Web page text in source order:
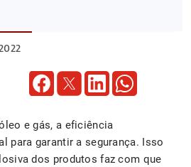
e gás, a eficiência
para garantir a segurança. Isso
dos produtos faz com que